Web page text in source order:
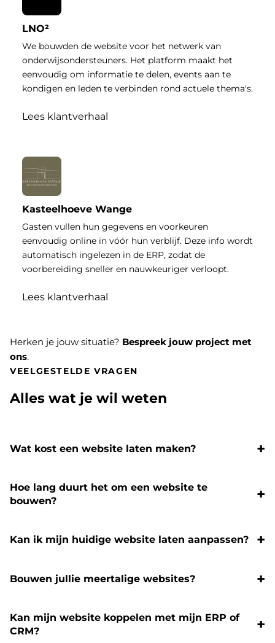
LNO²
We bouwden de website voor het netwerk van
onderwijsondersteuners. Het platform maakt het
eenvoudig om informatie te delen, events aan te
kondigen en leden te verbinden rond actuele thema's.
Lees klantverhaal
Kasteelhoeve Wange
Gasten vullen hun gegevens en voorkeuren
eenvoudig online in vóór hun verblijf. Deze info wordt
automatisch ingelezen in de ERP, zodat de
voorbereiding sneller en nauwkeuriger verloopt.
Lees klantverhaal
Herken je jouw situatie? Bespreek jouw project met
ons.
VEELGESTELDE VRAGEN
Alles wat je wil weten
Wat kost een website laten maken?
Hoe lang duurt het om een website te
bouwen?
Kan ik mijn huidige website laten aanpassen?
Bouwen jullie meertalige websites?
Kan mijn website koppelen met mijn ERP of
CRM?